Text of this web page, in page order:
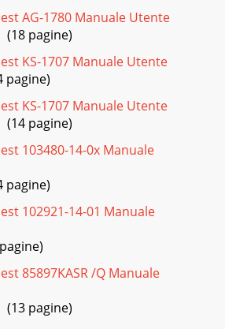
AG-1780 Manuale Utente
(18 pagine)
KS-1707 Manuale Utente
pagine)
KS-1707 Manuale Utente
(14 pagine)
103480-14-0х Manuale
pagine)
102921-14-01 Manuale
85897KASR /Q Manuale
(13 pagine)